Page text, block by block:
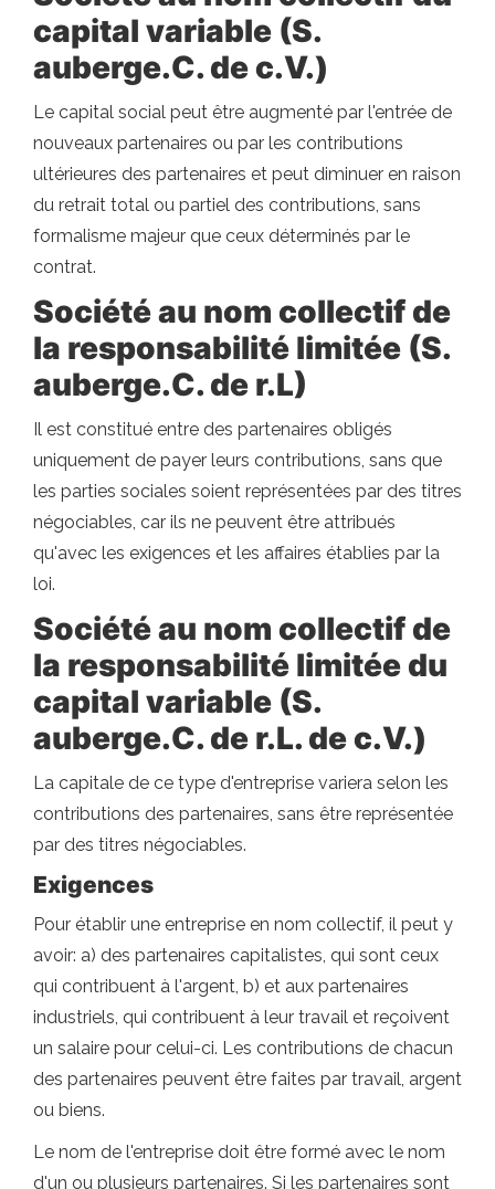
capital variable (S.
auberge.C. de c.V.)
Le capital social peut être augmenté par l'entrée de
nouveaux partenaires ou par les contributions
ultérieures des partenaires et peut diminuer en raison
du retrait total ou partiel des contributions, sans
formalisme majeur que ceux déterminés par le
contrat.
Société au nom collectif de
la responsabilité limitée (S.
auberge.C. de r.L)
Il est constitué entre des partenaires obligés
uniquement de payer leurs contributions, sans que
les parties sociales soient représentées par des titres
négociables, car ils ne peuvent être attribués
qu'avec les exigences et les affaires établies par la
loi.
Société au nom collectif de
la responsabilité limitée du
capital variable (S.
auberge.C. de r.L. de c.V.)
La capitale de ce type d'entreprise variera selon les
contributions des partenaires, sans être représentée
par des titres négociables.
Exigences
Pour établir une entreprise en nom collectif, il peut y
avoir: a) des partenaires capitalistes, qui sont ceux
qui contribuent à l'argent, b) et aux partenaires
industriels, qui contribuent à leur travail et reçoivent
un salaire pour celui-ci. Les contributions de chacun
des partenaires peuvent être faites par travail, argent
ou biens.
Le nom de l'entreprise doit être formé avec le nom
d'un ou plusieurs partenaires. Si les partenaires sont